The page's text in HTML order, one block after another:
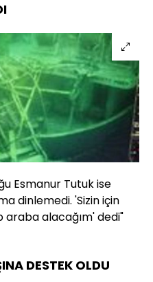
Esmanur Tutuk ise
dinlemedi. 'Sizin için
araba alacağım' dedi"
DESTEK OLDU